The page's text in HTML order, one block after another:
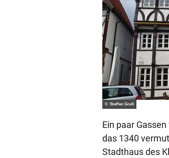
© Steffen Gruß
Ein paar
das 1340
Stadthaus des